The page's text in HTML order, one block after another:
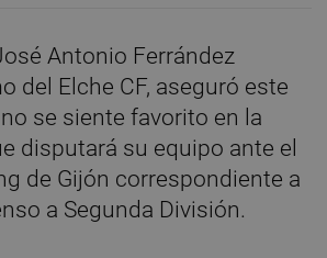
Antonio Ferrández
del Elche CF, aseguró este
se siente favorito en la
disputará su equipo ante el
de Gijón correspondiente a
a Segunda División.